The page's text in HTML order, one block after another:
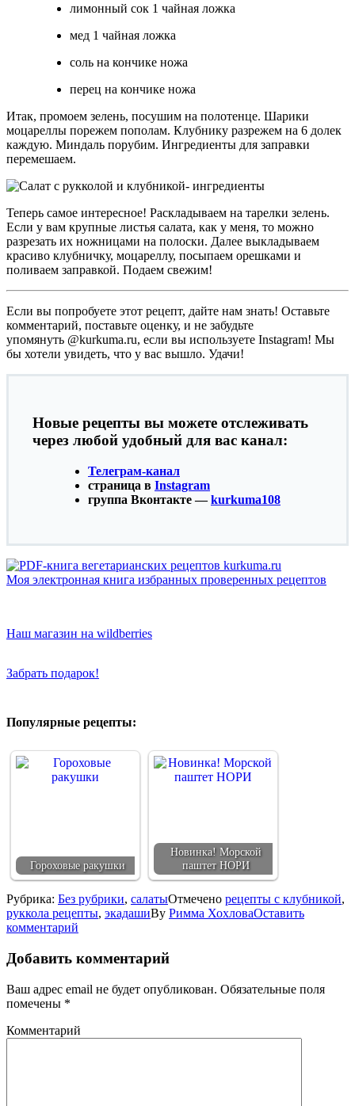
лимонный сок 1 чайная ложка
мед 1 чайная ложка
соль на кончике ножа
перец на кончике ножа
Итак, промоем зелень, посушим на полотенце. Шарики
моцареллы порежем пополам. Клубнику разрежем на 6 долек
каждую. Миндаль порубим. Ингредиенты для заправки
перемешаем.
Теперь самое интересное! Раскладываем на тарелки зелень.
Если у вам крупные листья салата, как у меня, то можно
разрезать их ножницами на полоски. Далее выкладываем
красиво клубничку, моцареллу, посыпаем орешками и
поливаем заправкой. Подаем свежим!
Если вы попробуете этот рецепт, дайте нам знать! Оставьте
комментарий, поставьте оценку, и не забудьте
упомянуть @kurkuma.ru, если вы используете Instagram! Мы
бы хотели увидеть, что у вас вышло. Удачи!
Новые рецепты вы можете отслеживать
через любой удобный для вас канал:
Телеграм-канал
страница в Instagram
группа Вконтакте —kurkuma108
Моя электронная книга избранных проверенных рецептов
Наш магазин на wildberries
Забрать подарок!
Популярные рецепты:
Гороховые ракушки
Новинка! Морской
паштет НОРИ
Рубрика: Без рубрики, салатыОтмечено рецепты с клубникой,
руккола рецепты, экадашиBy Римма ХохловаОставить
комментарий
Добавить комментарий
Ваш адрес email не будет опубликован. Обязательные поля
помечены *
Комментарий